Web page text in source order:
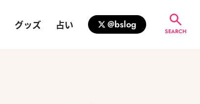
グッズ 占い @bslog
SEARCH